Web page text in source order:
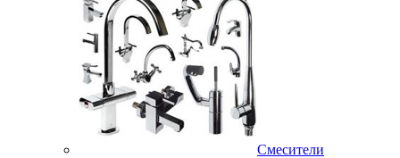
Смесители